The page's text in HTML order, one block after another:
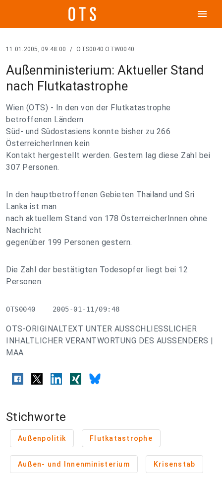
menu
11.01.2005, 09:48:00 / OTS0040 OTW0040
Außenministerium: Aktueller Stand
nach Flutkatastrophe
Wien (OTS) - In den von der Flutkatastrophe
betroffenen Ländern
Süd- und Südostasiens konnte bisher zu 266
ÖsterreicherInnen kein
Kontakt hergestellt werden. Gestern lag diese Zahl bei
307 Personen.
In den hauptbetroffenen Gebieten Thailand und Sri
Lanka ist man
nach aktuellem Stand von 178 ÖsterreicherInnen ohne
Nachricht
gegenüber 199 Personen gestern.
Die Zahl der bestätigten Todesopfer liegt bei 12
Personen.
OTS0040    2005-01-11/09:48
OTS-ORIGINALTEXT UNTER AUSSCHLIESSLICHER
INHALTLICHER VERANTWORTUNG DES AUSSENDERS |
MAA
Stichworte
Außenpolitik Flutkatastrophe
Außen- und Innenministerium Krisenstab